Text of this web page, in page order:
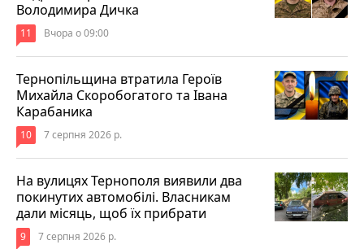
Володимира Дичка
11 Вчора о 09:00
Тернопільщина втратила Героїв
Михайла Скоробогатого та Івана
Карабаника
10 7 серпня 2026 р.
На вулицях Тернополя виявили два
покинутих автомобілі. Власникам
дали місяць, щоб їх прибрати
9 7 серпня 2026 р.